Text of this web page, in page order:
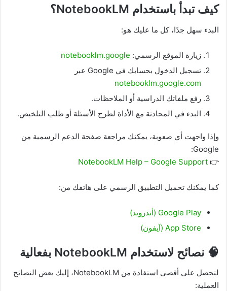
كيف تبدأ باستخدام NotebookLM؟
البدء سهل جدًا، كل ما عليك هو:
زيارة الموقع الرسمي: notebooklm.google
تسجيل الدخول بحسابك في Google عبر
notebooklm.google.com
رفع ملفاتك الدراسية أو الملاحظات.
البدء في المحادثة مع الأداة لطرح الأسئلة أو طلب التلخيص.
وإذا واجهت أي صعوبة، يمكنك مراجعة صفحة الدعم الرسمية من
Google:
👉
NotebookLM Help – Google Support
كما يمكنك تحميل التطبيق الرسمي على هاتفك من:
Google Play (أندرويد)
App Store (آيفون)
🧠 نصائح لاستخدام NotebookLM بفعالية
لتحصل على أقصى استفادة من NotebookLM، إليك بعض النصائح
العملية: